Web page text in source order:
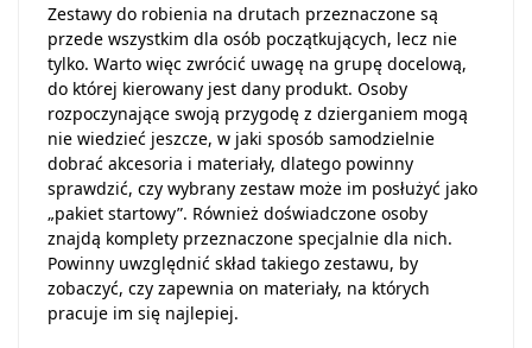
Zestawy do robienia na drutach przeznaczone są
przede wszystkim dla osób początkujących, lecz nie
tylko. Warto więc zwrócić uwagę na grupę docelową,
do której kierowany jest dany produkt. Osoby
rozpoczynające swoją przygodę z dzierganiem mogą
nie wiedzieć jeszcze, w jaki sposób samodzielnie
dobrać akcesoria i materiały, dlatego powinny
sprawdzić, czy wybrany zestaw może im posłużyć jako
„pakiet startowy”. Również doświadczone osoby
znajdą komplety przeznaczone specjalnie dla nich.
Powinny uwzględnić skład takiego zestawu, by
zobaczyć, czy zapewnia on materiały, na których
pracuje im się najlepiej.